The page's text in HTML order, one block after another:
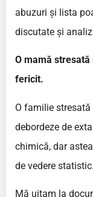
abuzuri și lista
discutate și
O mamă
fericit.
O familie
debordeze de
chimică, dar
de vedere statistic.
Mă uitam la